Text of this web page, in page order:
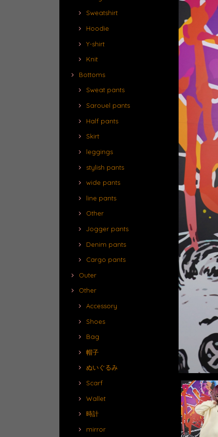
Sweatshirt
Hoodie
Y-shirt
Knit
Bottoms
Sweat pants
Sarouel pants
Half pants
Skirt
leggings
stylish pants
wide pants
line pants
Other
Jogger pants
Denim pants
Cargo pants
Outer
Other
Accessory
Shoes
Bag
帽子
ぬいぐるみ
Scarf
Wallet
時計
mirror